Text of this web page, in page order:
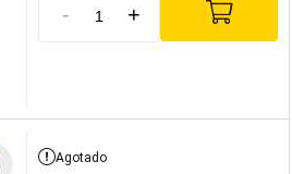
- +
Agotado